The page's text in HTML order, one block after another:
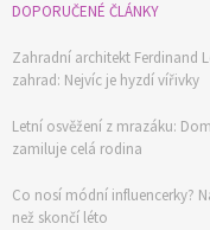
DOPORUČENÉ ČLÁNKY
Zahradní architekt Ferdinand
zahrad: Nejvíc je hyzdí vířivky
Letní osvěžení z mrazáku:
zamiluje celá rodina
Co nosí módní influencerky?
než skončí léto